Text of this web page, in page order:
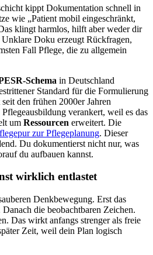
kippt Dokumentation schnell in
wie „Patient mobil eingeschränkt,
klingt harmlos, hilft aber weder dir
Doku erzeugt Rückfragen,
Fall Pflege, die zu allgemein
Schema in Deutschland
Standard für die Formulierung
den frühen 2000er Jahren
verankert, weil es das
um Ressourcen erweitert. Die
zur Pflegeplanung. Dieser
Du dokumentierst nicht nur, was
du aufbauen kannst.
wirklich entlastet
Denkbewegung. Erst das
die beobachtbaren Zeichen.
Das wirkt anfangs strenger als freie
Zeit, weil dein Plan logisch